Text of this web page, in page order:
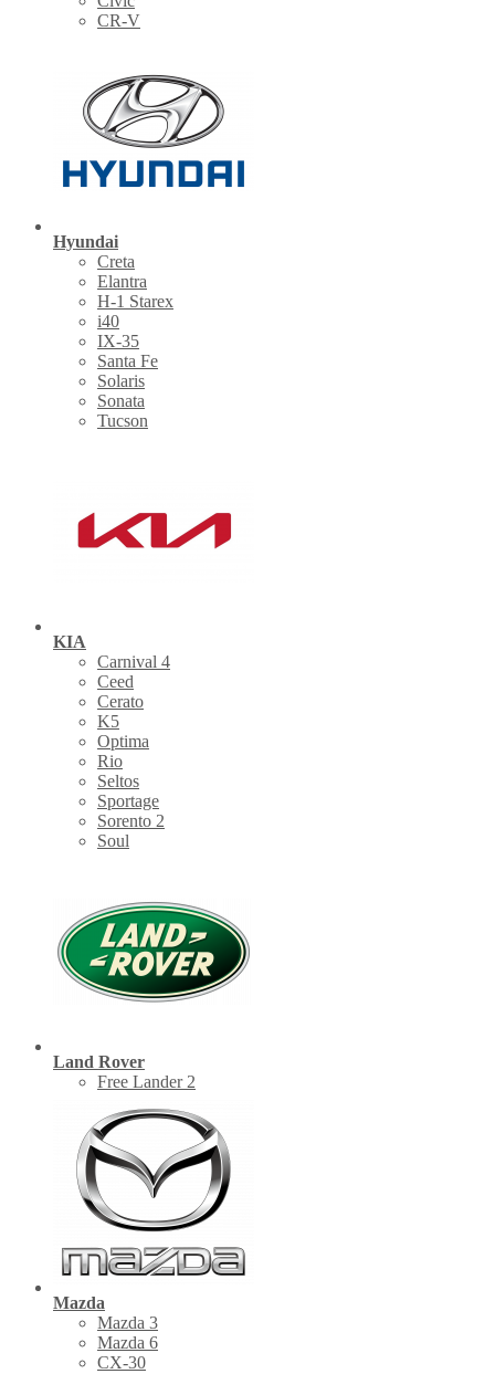
CR-V
Hyundai
Creta
Elantra
H-1 Starex
i40
IX-35
Santa Fe
Solaris
Sonata
Tucson
KIA
Carnival 4
Ceed
Cerato
K5
Optima
Rio
Seltos
Sportage
Sorento 2
Soul
Land Rover
Free Lander 2
Mazda
Mazda 3
Mazda 6
CX-30